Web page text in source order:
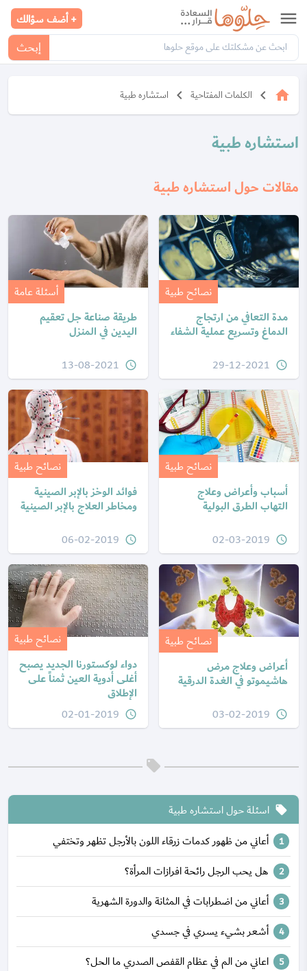
menu
إبحث
+ أضف سؤالك
home
keyboard_arrow_left الكلمات المفتاحية keyboard_arrow_left استشاره طبية
استشاره طبية
مقالات حول استشاره طبية
نصائح طبية
مدة التعافي من ارتجاج
الدماغ وتسريع عملية الشفاء
query_builder
29-12-2021
أسئلة عامة
طريقة صناعة جل تعقيم
اليدين في المنزل
query_builder
13-08-2021
نصائح طبية
أسباب وأعراض وعلاج
التهاب الطرق البولية
query_builder
02-03-2019
نصائح طبية
فوائد الوخز بالإبر الصينية
ومخاطر العلاج بالإبر الصينية
query_builder
06-02-2019
نصائح طبية
أعراض وعلاج مرض
هاشيموتو في الغدة الدرقية
query_builder
03-02-2019
نصائح طبية
دواء لوكستورنا الجديد يصبح
أغلى أدوية العين ثمناً على
الإطلاق
query_builder
02-01-2019
local_offer اسئلة حول استشاره طبية
أعاني من ظهور كدمات زرقاء اللون بالأرجل تظهر وتختفي
هل يحب الرجل رائحة افرازات المرأة؟
أعاني من اضطرابات في المثانة والدورة الشهرية
أشعر بشيء يسري في جسدي
اعاني من الم في عظام القفص الصدري ما الحل؟